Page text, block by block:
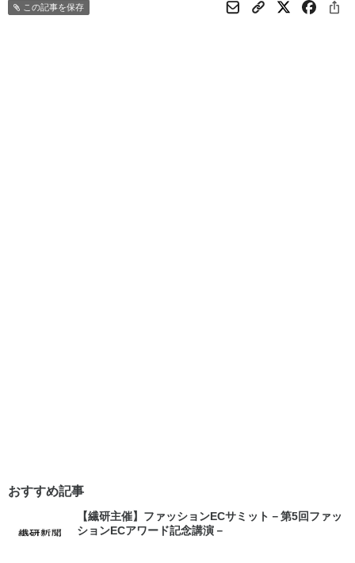
この記事を保存
おすすめ記事
【繊研主催】ファッションECサミット－第5回ファッ
ションECアワード記念講演－